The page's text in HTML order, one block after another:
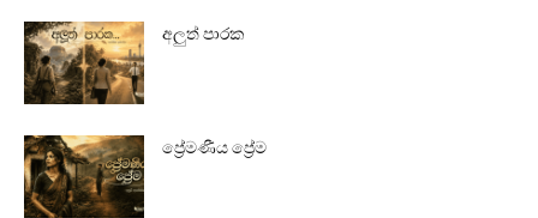
අලුත් පාරක
ප්‍රේමණීය ප්‍රේම